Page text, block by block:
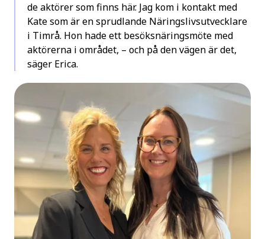
de aktörer som finns här. Jag kom i kontakt med
Kate som är en sprudlande Näringslivsutvecklare
i Timrå. Hon hade ett besöksnäringsmöte med
aktörerna i området, – och på den vägen är det,
säger Erica.